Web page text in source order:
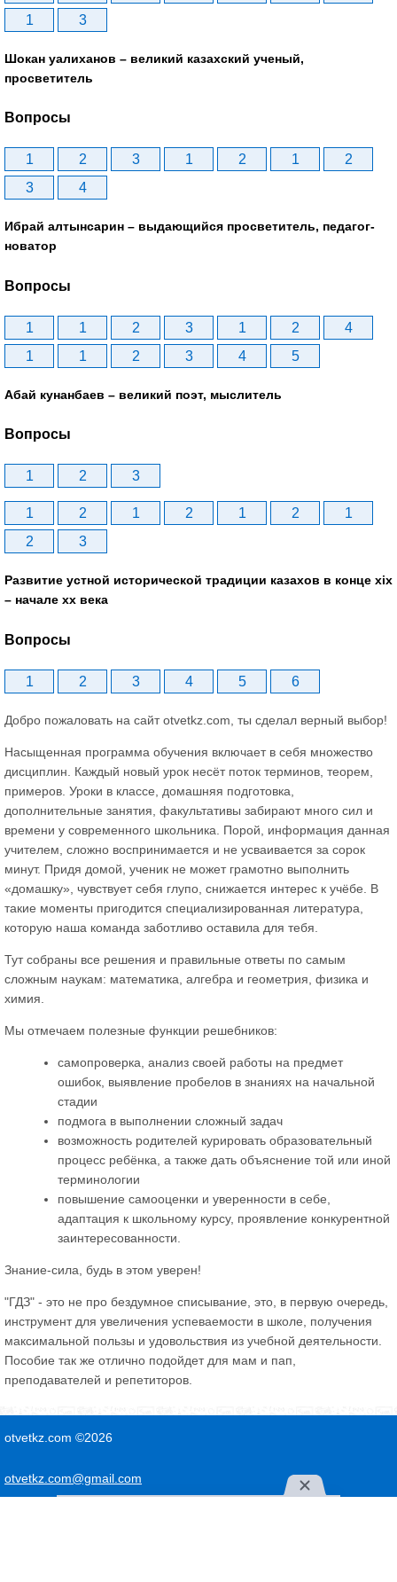
1
3
Шокан уалиханов – великий казахский ученый,
просветитель
Вопросы
1 2 3 1 2 1
2
3
4
Ибрай алтынсарин – выдающийся просветитель, педагог-
новатор
Вопросы
1 1 2 3 1 2
4
1
1 2 3 4 5
Абай кунанбаев – великий поэт, мыслитель
Вопросы
1 2 3
1 2 1 2 1 2
1
2
3
Развитие устной исторической традиции казахов в конце xіх
– начале хх века
Вопросы
1 2 3 4 5 6
Добро пожаловать на сайт otvetkz.com, ты сделал верный выбор!
Насыщенная программа обучения включает в себя множество
дисциплин. Каждый новый урок несёт поток терминов, теорем,
примеров. Уроки в классе, домашняя подготовка,
дополнительные занятия, факультативы забирают много сил и
времени у современного школьника. Порой, информация данная
учителем, сложно воспринимается и не усваивается за сорок
минут. Придя домой, ученик не может грамотно выполнить
«домашку», чувствует себя глупо, снижается интерес к учёбе. В
такие моменты пригодится специализированная литература,
которую наша команда заботливо оставила для тебя.
Тут собраны все решения и правильные ответы по самым
сложным наукам: математика, алгебра и геометрия, физика и
химия.
Мы отмечаем полезные функции решебников:
самопроверка, анализ своей работы на предмет
ошибок, выявление пробелов в знаниях на начальной
стадии
подмога в выполнении сложный задач
возможность родителей курировать образовательный
процесс ребёнка, а также дать объяснение той или иной
терминологии
повышение самооценки и уверенности в себе,
адаптация к школьному курсу, проявление конкурентной
заинтересованности.
Знание-сила, будь в этом уверен!
"ГДЗ" - это не про бездумное списывание, это, в первую очередь,
инструмент для увеличения успеваемости в школе, получения
максимальной пользы и удовольствия из учебной деятельности.
Пособие так же отлично подойдет для мам и пап,
преподавателей и репетиторов.
otvetkz.com ©2026
otvetkz.com@gmail.com